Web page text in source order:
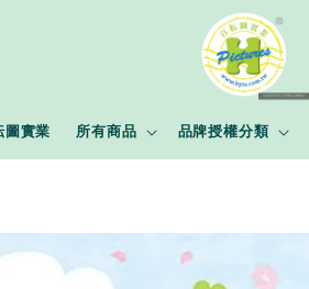
圖實業 所有商品 品牌授權分類